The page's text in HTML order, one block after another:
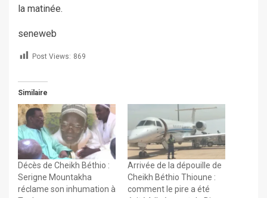
la matinée.
seneweb
Post Views: 869
Similaire
Décès de Cheikh Béthio :
Serigne Mountakha
réclame son inhumation à
Arrivée de la dépouille de
Cheikh Béthio Thioune :
comment le pire a été